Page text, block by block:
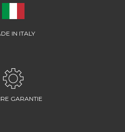
IN ITALY
GARANTIE